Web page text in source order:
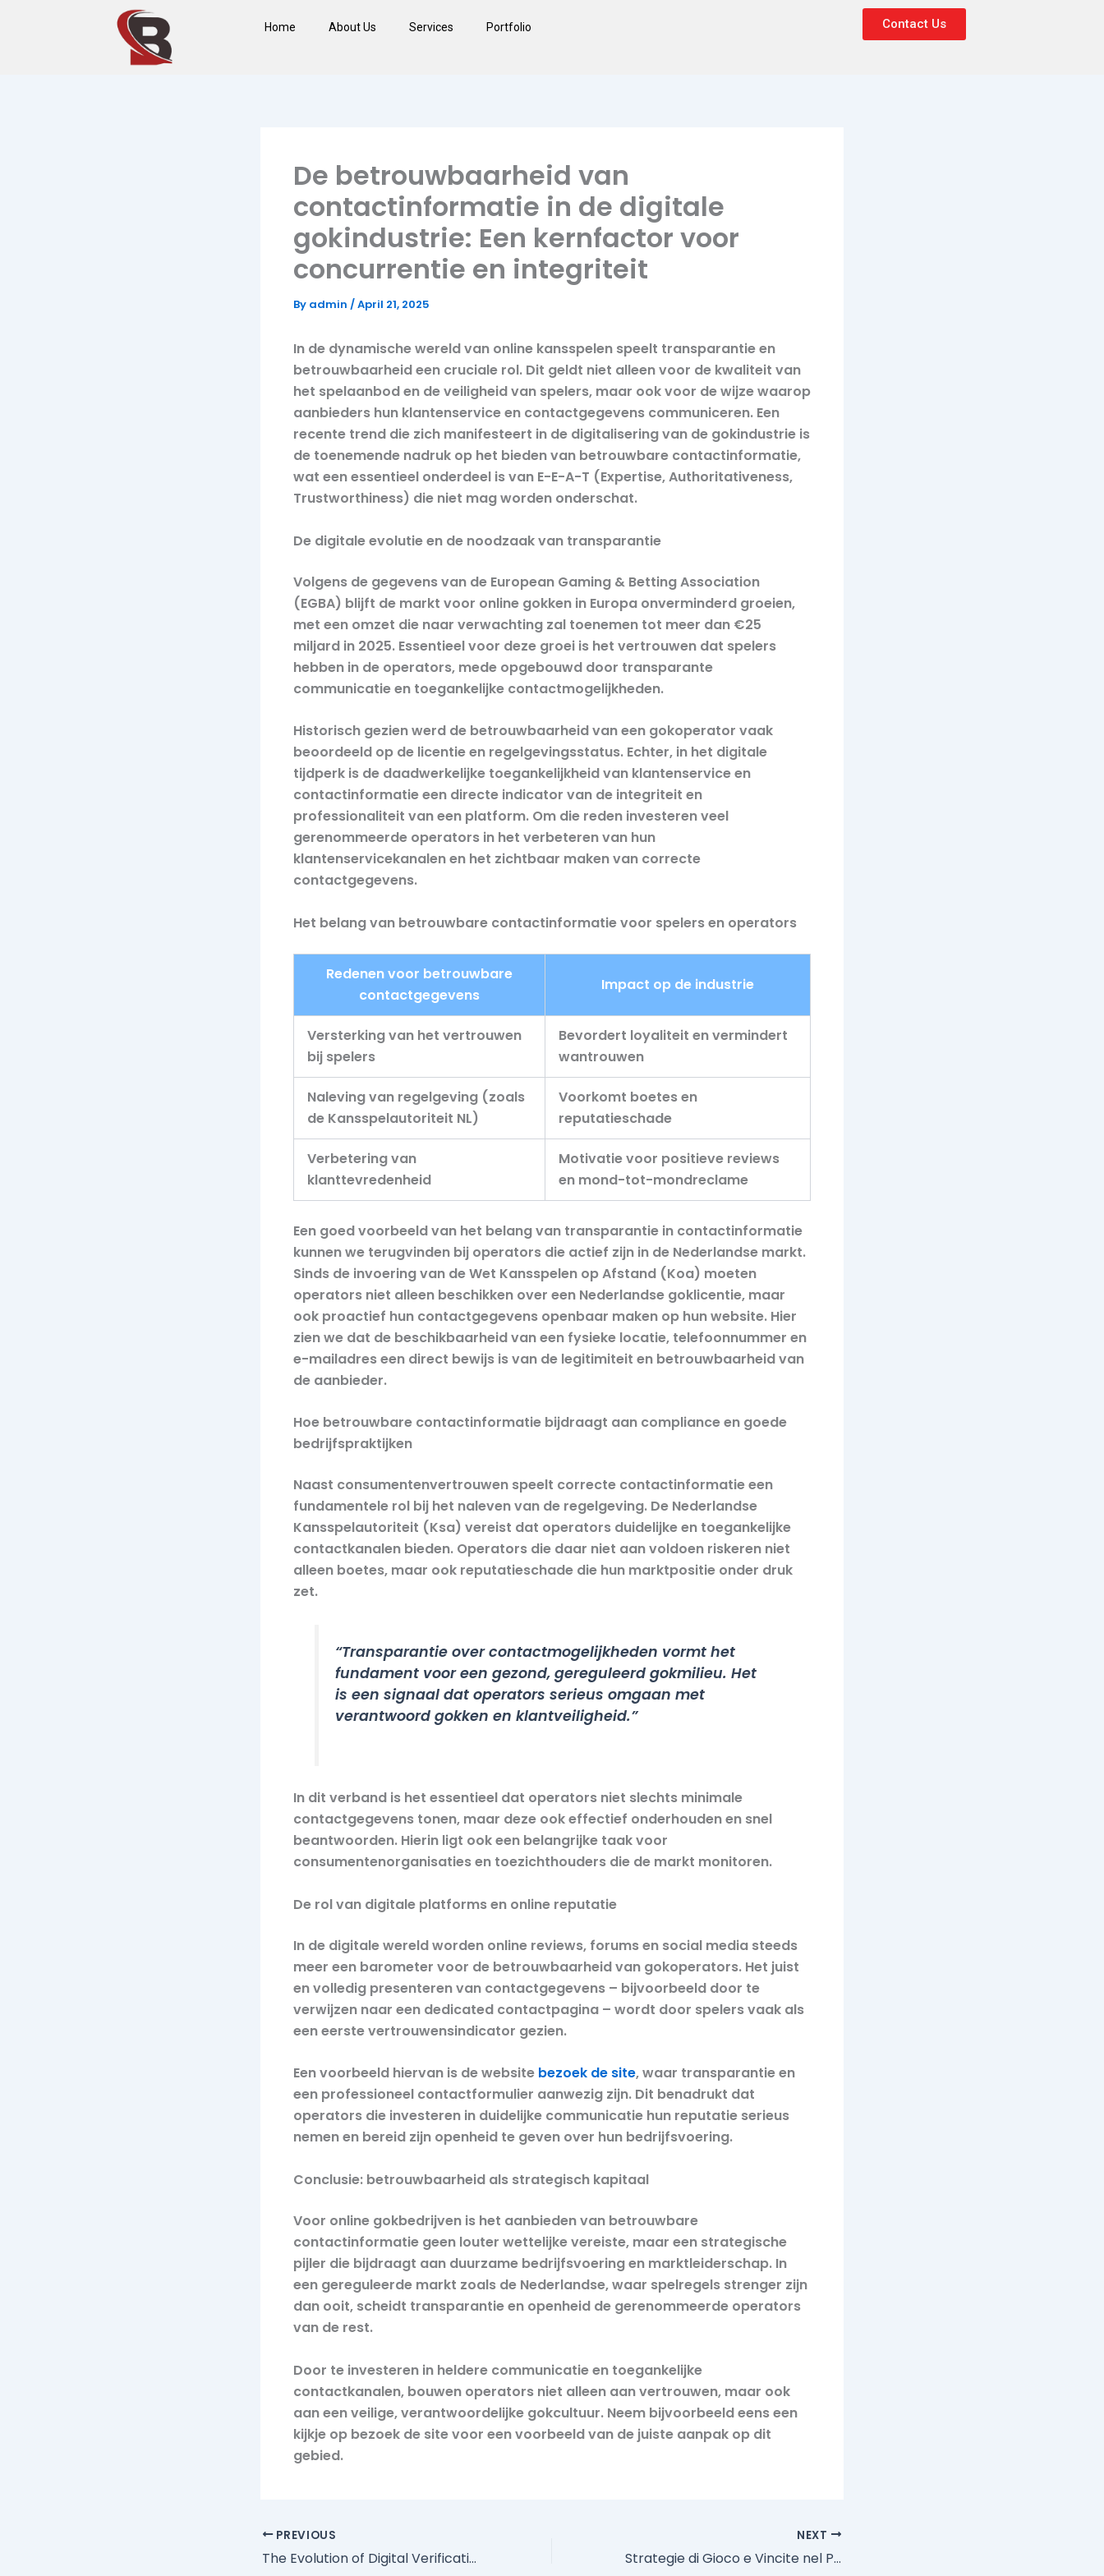
Home About Us Services Portfolio Contact Us
De betrouwbaarheid van
contactinformatie in de digitale
gokindustrie: Een kernfactor voor
concurrentie en integriteit
By admin /April 21, 2025
In de dynamische wereld van online kansspelen speelt transparantie en
betrouwbaarheid een cruciale rol. Dit geldt niet alleen voor de kwaliteit van
het spelaanbod en de veiligheid van spelers, maar ook voor de wijze waarop
aanbieders hun klantenservice en contactgegevens communiceren. Een
recente trend die zich manifesteert in de digitalisering van de gokindustrie is
de toenemende nadruk op het bieden van betrouwbare contactinformatie,
wat een essentieel onderdeel is van E-E-A-T (Expertise, Authoritativeness,
Trustworthiness) die niet mag worden onderschat.
De digitale evolutie en de noodzaak van transparantie
Volgens de gegevens van de European Gaming & Betting Association
(EGBA) blijft de markt voor online gokken in Europa onverminderd groeien,
met een omzet die naar verwachting zal toenemen tot meer dan €25
miljard in 2025. Essentieel voor deze groei is het vertrouwen dat spelers
hebben in de operators, mede opgebouwd door transparante
communicatie en toegankelijke contactmogelijkheden.
Historisch gezien werd de betrouwbaarheid van een gokoperator vaak
beoordeeld op de licentie en regelgevingsstatus. Echter, in het digitale
tijdperk is de daadwerkelijke toegankelijkheid van klantenservice en
contactinformatie een directe indicator van de integriteit en
professionaliteit van een platform. Om die reden investeren veel
gerenommeerde operators in het verbeteren van hun
klantenservicekanalen en het zichtbaar maken van correcte
contactgegevens.
Het belang van betrouwbare contactinformatie voor spelers en operators
Redenen voor betrouwbare
contactgegevens
Impact op de industrie
Versterking van het vertrouwen
bij spelers
Bevordert loyaliteit en vermindert
wantrouwen
Naleving van regelgeving (zoals
de Kansspelautoriteit NL)
Voorkomt boetes en
reputatieschade
Verbetering van
klanttevredenheid
Motivatie voor positieve reviews
en mond-tot-mondreclame
Een goed voorbeeld van het belang van transparantie in contactinformatie
kunnen we terugvinden bij operators die actief zijn in de Nederlandse markt.
Sinds de invoering van de Wet Kansspelen op Afstand (Koa) moeten
operators niet alleen beschikken over een Nederlandse goklicentie, maar
ook proactief hun contactgegevens openbaar maken op hun website. Hier
zien we dat de beschikbaarheid van een fysieke locatie, telefoonnummer en
e-mailadres een direct bewijs is van de legitimiteit en betrouwbaarheid van
de aanbieder.
Hoe betrouwbare contactinformatie bijdraagt aan compliance en goede
bedrijfspraktijken
Naast consumentenvertrouwen speelt correcte contactinformatie een
fundamentele rol bij het naleven van de regelgeving. De Nederlandse
Kansspelautoriteit (Ksa) vereist dat operators duidelijke en toegankelijke
contactkanalen bieden. Operators die daar niet aan voldoen riskeren niet
alleen boetes, maar ook reputatieschade die hun marktpositie onder druk
zet.
“Transparantie over contactmogelijkheden vormt het
fundament voor een gezond, gereguleerd gokmilieu. Het
is een signaal dat operators serieus omgaan met
verantwoord gokken en klantveiligheid.”
In dit verband is het essentieel dat operators niet slechts minimale
contactgegevens tonen, maar deze ook effectief onderhouden en snel
beantwoorden. Hierin ligt ook een belangrijke taak voor
consumentenorganisaties en toezichthouders die de markt monitoren.
De rol van digitale platforms en online reputatie
In de digitale wereld worden online reviews, forums en social media steeds
meer een barometer voor de betrouwbaarheid van gokoperators. Het juist
en volledig presenteren van contactgegevens – bijvoorbeeld door te
verwijzen naar een dedicated contactpagina – wordt door spelers vaak als
een eerste vertrouwensindicator gezien.
Een voorbeeld hiervan is de website bezoek de site, waar transparantie en
een professioneel contactformulier aanwezig zijn. Dit benadrukt dat
operators die investeren in duidelijke communicatie hun reputatie serieus
nemen en bereid zijn openheid te geven over hun bedrijfsvoering.
Conclusie: betrouwbaarheid als strategisch kapitaal
Voor online gokbedrijven is het aanbieden van betrouwbare
contactinformatie geen louter wettelijke vereiste, maar een strategische
pijler die bijdraagt aan duurzame bedrijfsvoering en marktleiderschap. In
een gereguleerde markt zoals de Nederlandse, waar spelregels strenger zijn
dan ooit, scheidt transparantie en openheid de gerenommeerde operators
van de rest.
Door te investeren in heldere communicatie en toegankelijke
contactkanalen, bouwen operators niet alleen aan vertrouwen, maar ook
aan een veilige, verantwoordelijke gokcultuur. Neem bijvoorbeeld eens een
kijkje op bezoek de site voor een voorbeeld van de juiste aanpak op dit
gebied.
PREVIOUS
The Evolution of Digital Verification: Embracing Innovative Registration Methods
NEXT
Strategie di Gioco e Vincite nel Poker: L’Arte di Massimizzare le Probabilità